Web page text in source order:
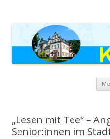
„Lesen mit Tee“ –
Senior:innen im